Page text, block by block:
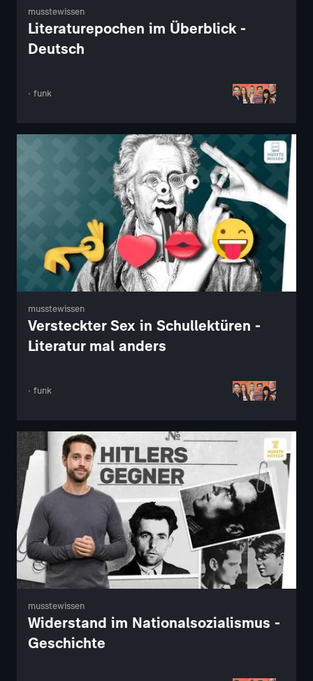
musstewissen
Literaturepochen im Überblick -
Deutsch
· funk
musstewissen
Versteckter Sex in Schullektüren -
Literatur mal anders
· funk
musstewissen
Widerstand im Nationalsozialismus -
Geschichte